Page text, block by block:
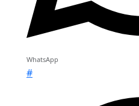
WhatsApp
#